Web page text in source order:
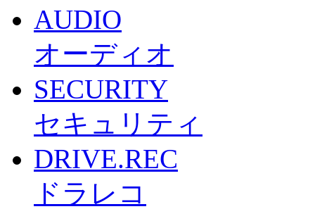
AUDIO
オーディオ
SECURITY
セキュリティ
DRIVE.REC
ドラレコ